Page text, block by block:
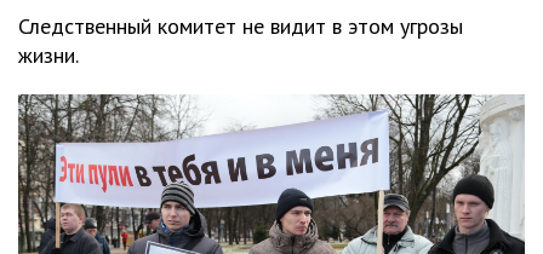
Следственный комитет не видит в этом угрозы
жизни.